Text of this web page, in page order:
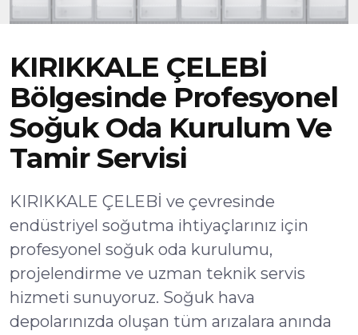
KIRIKKALE ÇELEBİ
Bölgesinde Profesyonel
Soğuk Oda Kurulum Ve
Tamir Servisi
KIRIKKALE ÇELEBİ ve çevresinde
endüstriyel soğutma ihtiyaçlarınız için
profesyonel soğuk oda kurulumu,
projelendirme ve uzman teknik servis
hizmeti sunuyoruz. Soğuk hava
depolarınızda oluşan tüm arızalara anında